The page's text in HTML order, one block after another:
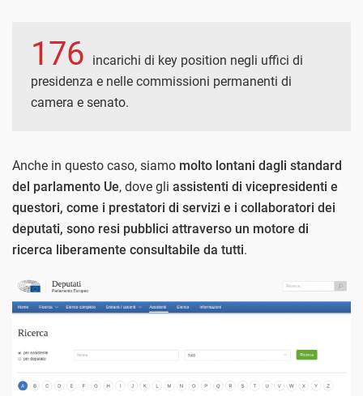
176
incarichi di key position negli uffici di
presidenza e nelle commissioni permanenti di
camera e senato.
Anche in questo caso, siamo molto lontani dagli standard
del parlamento Ue, dove gli assistenti di vicepresidenti e
questori, come i prestatori di servizi e i collaboratori dei
deputati, sono resi pubblici attraverso un motore di
ricerca liberamente consultabile da tutti.